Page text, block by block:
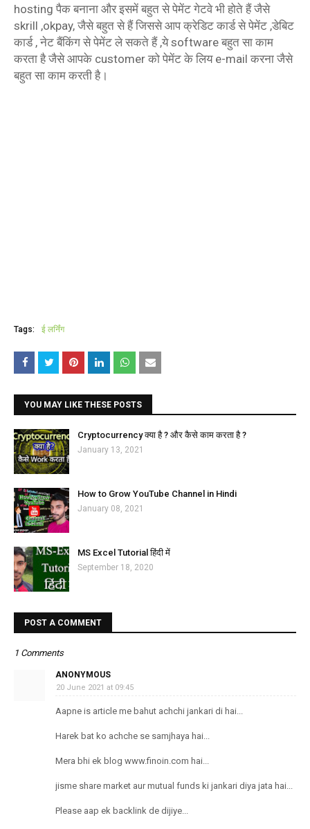
hosting पैक बनाना और इसमें बहुत से पेमेंट गेटवे भी होते हैं जैसे
skrill ,okpay, जैसे बहुत से हैं जिससे आप क्रेडिट कार्ड से पेमेंट ,डेबिट
कार्ड , नेट बैंकिंग से पेमेंट ले सकते हैं ,ये software बहुत सा काम
करता है जैसे आपके customer को पेमेंट के लिय e-mail करना जैसे
बहुत सा काम करती है।
Tags: ई लर्निंग
YOU MAY LIKE THESE POSTS
Cryptocurrency क्या है ? और कैसे काम करता है ?
January 13, 2021
How to Grow YouTube Channel in Hindi
January 08, 2021
MS Excel Tutorial हिंदी में
September 18, 2020
POST A COMMENT
1 Comments
ANONYMOUS
20 June 2021 at 09:45
Aapne is article me bahut achchi jankari di hai...
Harek bat ko achche se samjhaya hai...
Mera bhi ek blog www.finoin.com hai...
jisme share market aur mutual funds ki jankari diya jata hai...
Please aap ek backlink de dijiye...